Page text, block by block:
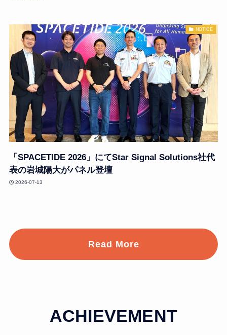
NOTICE
「SPACETIDE 2026」にてStar Signal Solutions社代
表の岩城陽大がパネル登壇
2026-07-13
Read More
ACHIEVEMENT